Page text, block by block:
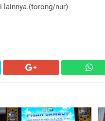
lainnya.(torong/nur)